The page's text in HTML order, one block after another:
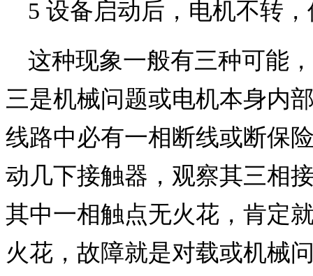
5 设备启动后，电机不转
这种现象一般有三种可能
三是机械问题或电机本身内
线路中必有一相断线或断保
动几下接触器，观察其三相
其中一相触点无火花，肯定
火花，故障就是对载或机械